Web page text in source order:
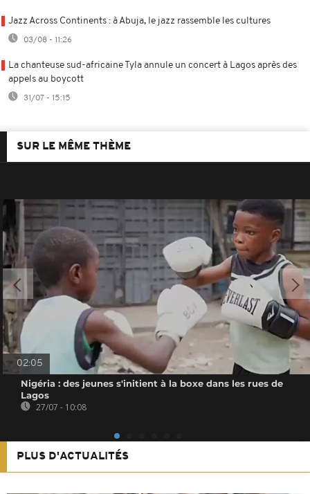
Jazz Across Continents : à Abuja, le jazz rassemble les cultures
03/08 - 11:26
La chanteuse sud-africaine Tyla annule un concert à Lagos après des
appels au boycott
31/07 - 15:15
SUR LE MÊME THÈME
02:05
Nigéria : des jeunes s'initient à la boxe dans les rues de
Lagos
27/07 - 10:08
PLUS D'ACTUALITÉS